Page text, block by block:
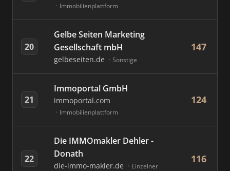
Immobilienplattform
20
Gelbe Seiten Marketing
Gesellschaft mbH
gelbeseiten.de Sonstige
147
21
Immoportal GmbH
immoportal.com
Immobilienplattform
124
22
Die IMMOmakler Dehler -
Donath
die-immo-makler.de
Einzelner
116